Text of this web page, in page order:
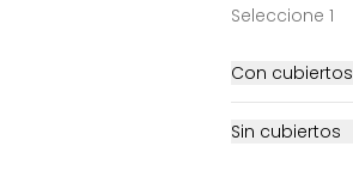
Seleccione 1
Con cubiertos
Sin cubiertos